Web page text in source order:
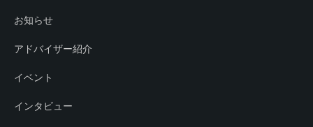
お知らせ
アドバイザー紹介
イベント
インタビュー